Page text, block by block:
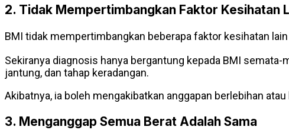
2. Tidak Mempertimbangkan Faktor Kesihatan
BMI tidak mempertimbangkan beberapa faktor kesihatan
Sekiranya diagnosis hanya bergantung kepada BMI
jantung, dan tahap keradangan.
Akibatnya, ia boleh mengakibatkan anggapan berlebihan
3. Menganggap Semua Berat Adalah Sama